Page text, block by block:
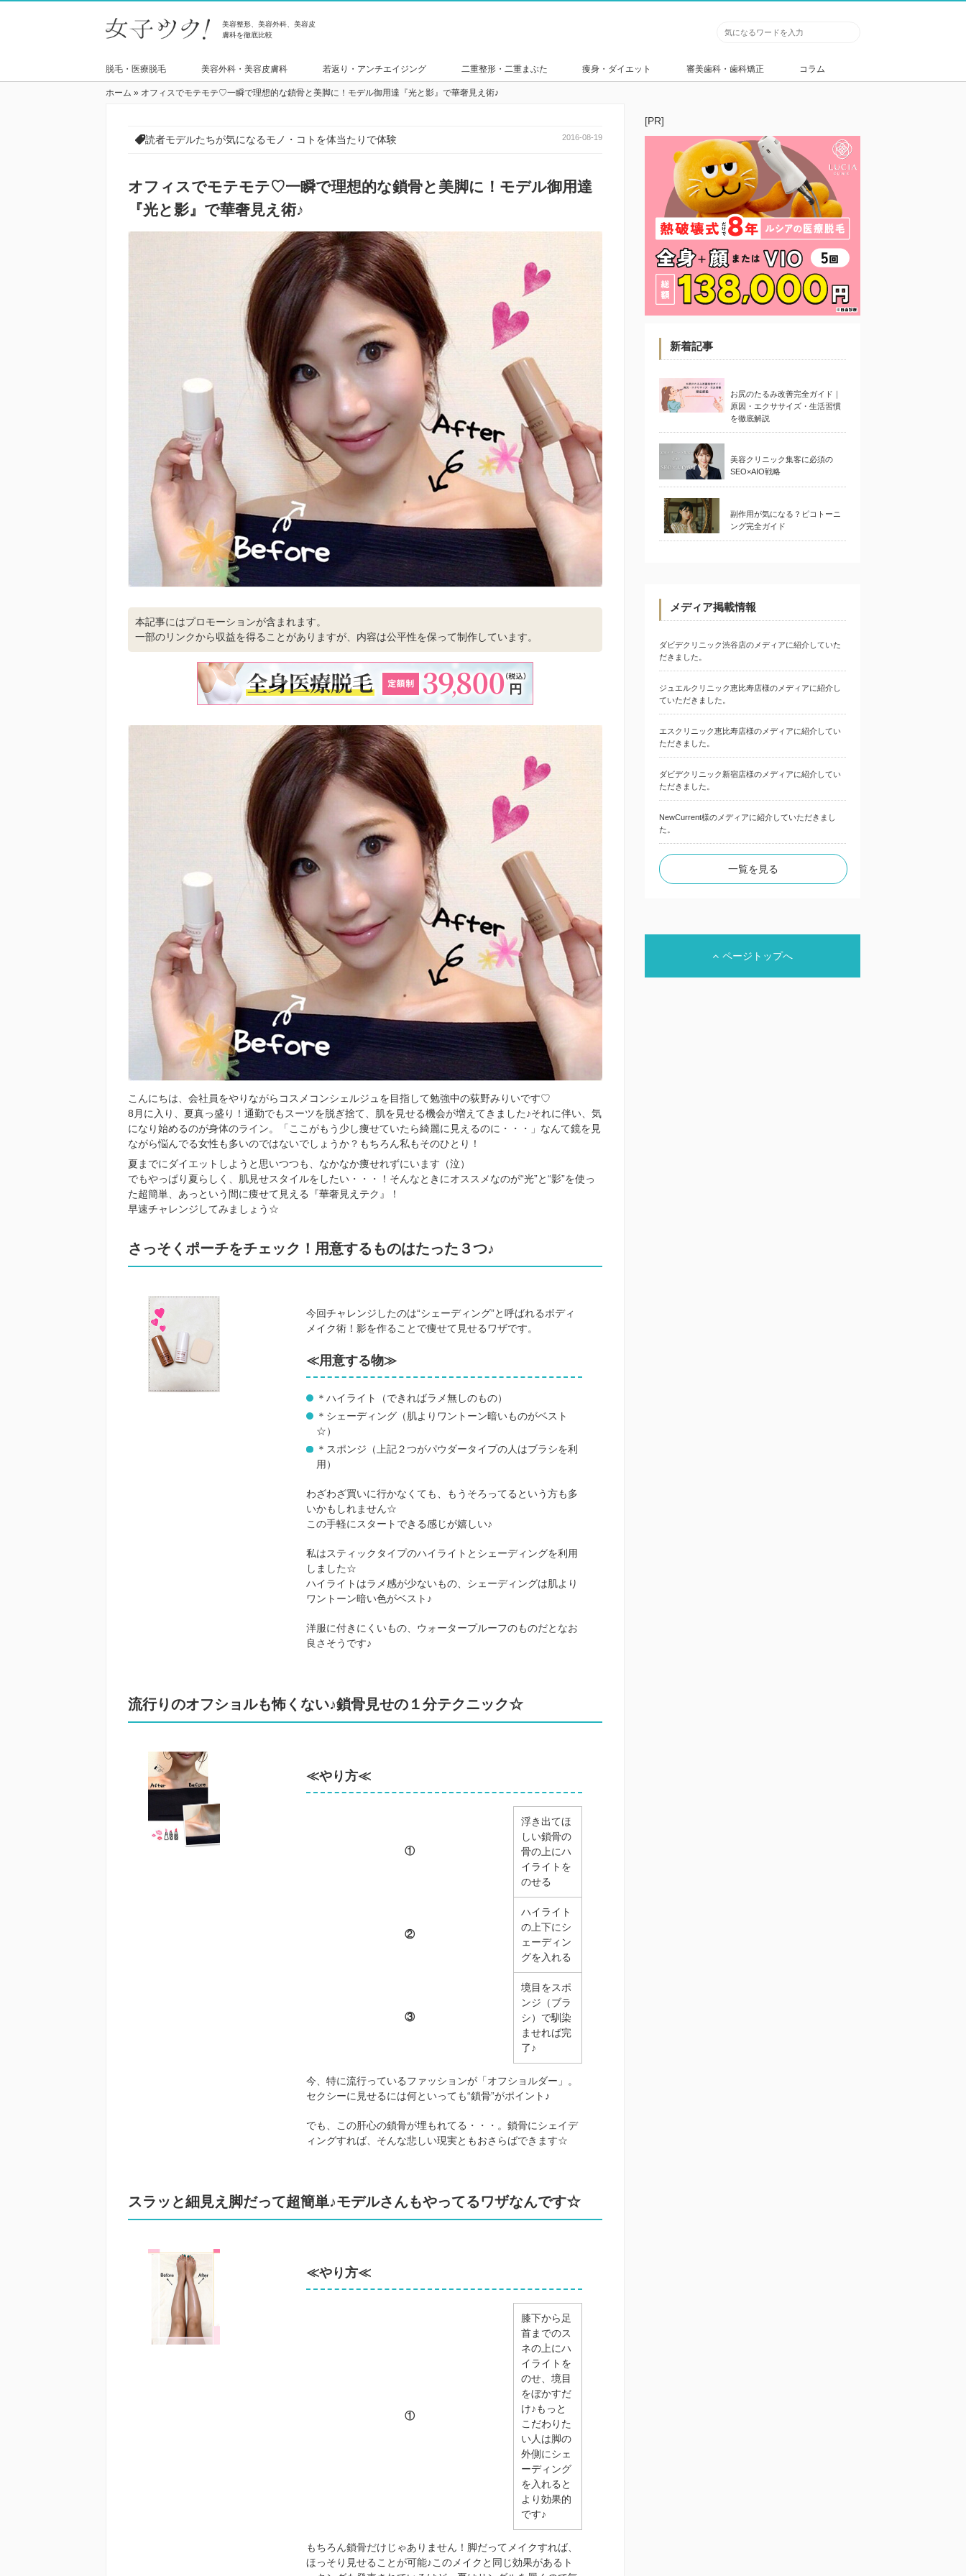
美容整形、美容外科、美容皮
膚科を徹底比較
脱毛・医療脱毛 美容外科・美容皮膚科 若返り・アンチエイジング 二重整形・二重まぶた 痩身・ダイエット 審美歯科・歯科矯正 コラム
ホーム » オフィスでモテモテ♡一瞬で理想的な鎖骨と美脚に！モデル御用達『光と影』で華奢見え術♪
読者モデルたちが気になるモノ・コトを体当たりで体験 2016-08-19
オフィスでモテモテ♡一瞬で理想的な鎖骨と美脚に！モデル御用達
『光と影』で華奢見え術♪
本記事にはプロモーションが含まれます。
一部のリンクから収益を得ることがありますが、内容は公平性を保って制作しています。
こんにちは、会社員をやりながらコスメコンシェルジュを目指して勉強中の荻野みりいです♡
8月に入り、夏真っ盛り！通勤でもスーツを脱ぎ捨て、肌を見せる機会が増えてきました♪それに伴い、気
になり始めるのが身体のライン。「ここがもう少し痩せていたら綺麗に見えるのに・・・」なんて鏡を見
ながら悩んでる女性も多いのではないでしょうか？もちろん私もそのひとり！
夏までにダイエットしようと思いつつも、なかなか痩せれずにいます（泣）
でもやっぱり夏らしく、肌見せスタイルをしたい・・・！そんなときにオススメなのが“光”と“影”を使っ
た超簡単、あっという間に痩せて見える『華奢見えテク』！
早速チャレンジしてみましょう☆
さっそくポーチをチェック！用意するものはたった３つ♪
今回チャレンジしたのは“シェーディング”と呼ばれるボディ
メイク術！影を作ることで痩せて見せるワザです。
≪用意する物≫
＊ハイライト（できればラメ無しのもの）
＊シェーディング（肌よりワントーン暗いものがベスト
☆）
＊スポンジ（上記２つがパウダータイプの人はブラシを利
用）
わざわざ買いに行かなくても、もうそろってるという方も多
いかもしれません☆
この手軽にスタートできる感じが嬉しい♪
私はスティックタイプのハイライトとシェーディングを利用
しました☆
ハイライトはラメ感が少ないもの、シェーディングは肌より
ワントーン暗い色がベスト♪
洋服に付きにくいもの、ウォータープルーフのものだとなお
良さそうです♪
流行りのオフショルも怖くない♪鎖骨見せの１分テクニック☆
≪やり方≪
①
浮き出てほ
しい鎖骨の
骨の上にハ
イライトを
のせる
②
ハイライト
の上下にシ
ェーディン
グを入れる
③
境目をスポ
ンジ（ブラ
シ）で馴染
ませれば完
了♪
今、特に流行っているファッションが「オフショルダー」。
セクシーに見せるには何といっても“鎖骨”がポイント♪
でも、この肝心の鎖骨が埋もれてる・・・。鎖骨にシェイデ
ィングすれば、そんな悲しい現実ともおさらばできます☆
スラッと細見え脚だって超簡単♪モデルさんもやってるワザなんです☆
≪やり方≪
①
膝下から足
首までのス
ネの上にハ
イライトを
のせ、境目
をぼかすだ
け♪もっと
こだわりた
い人は脚の
外側にシェ
ーディング
を入れると
より効果的
です♪
もちろん鎖骨だけじゃありません！脚だってメイクすれば、
ほっそり見せることが可能♪このメイクと同じ効果があるト
[PR]
新着記事
お尻のたるみ改善完全ガイド｜
原因・エクササイズ・生活習慣
を徹底解説
美容クリニック集客に必須の
SEO×AIO戦略
副作用が気になる？ピコトーニ
ング完全ガイド
メディア掲載情報
ダビデクリニック渋谷店のメディアに紹介していた
だきました。
ジュエルクリニック恵比寿店様のメディアに紹介し
ていただきました。
エスクリニック恵比寿店様のメディアに紹介してい
ただきました。
ダビデクリニック新宿店様のメディアに紹介してい
ただきました。
NewCurrent様のメディアに紹介していただきまし
た。
一覧を見る
ページトップへ